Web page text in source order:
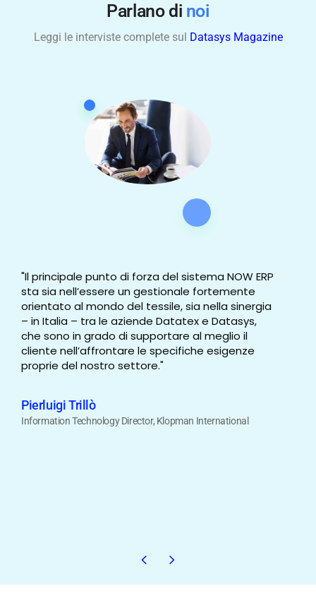
Parlano di noi
Leggi le interviste complete sul Datasys Magazine
"Il principale punto di forza del sistema NOW ERP
sta sia nell’essere un gestionale fortemente
orientato al mondo del tessile, sia nella sinergia
– in Italia – tra le aziende Datatex e Datasys,
che sono in grado di supportare al meglio il
cliente nell’affrontare le specifiche esigenze
proprie del nostro settore."
Pierluigi Trillò
Information Technology Director, Klopman International